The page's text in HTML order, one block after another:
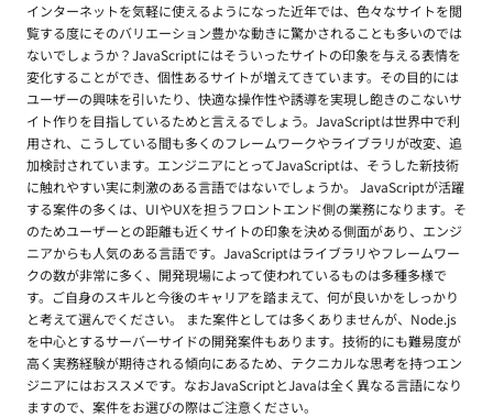
インターネットを気軽に使えるようになった近年では、色々なサイトを閲
覧する度にそのバリエーション豊かな動きに驚かされることも多いのでは
ないでしょうか？JavaScriptにはそういったサイトの印象を与える表情を
変化することができ、個性あるサイトが増えてきています。その目的には
ユーザーの興味を引いたり、快適な操作性や誘導を実現し飽きのこないサ
イト作りを目指しているためと言えるでしょう。JavaScriptは世界中で利
用され、こうしている間も多くのフレームワークやライブラリが改変、追
加検討されています。エンジニアにとってJavaScriptは、そうした新技術
に触れやすい実に刺激のある言語ではないでしょうか。 JavaScriptが活躍
する案件の多くは、UIやUXを担うフロントエンド側の業務になります。そ
のためユーザーとの距離も近くサイトの印象を決める側面があり、エンジ
ニアからも人気のある言語です。JavaScriptはライブラリやフレームワー
クの数が非常に多く、開発現場によって使われているものは多種多様で
す。ご自身のスキルと今後のキャリアを踏まえて、何が良いかをしっかり
と考えて選んでください。 また案件としては多くありませんが、Node.js
を中心とするサーバーサイドの開発案件もあります。技術的にも難易度が
高く実務経験が期待される傾向にあるため、テクニカルな思考を持つエン
ジニアにはおススメです。なおJavaScriptとJavaは全く異なる言語になり
ますので、案件をお選びの際はご注意ください。